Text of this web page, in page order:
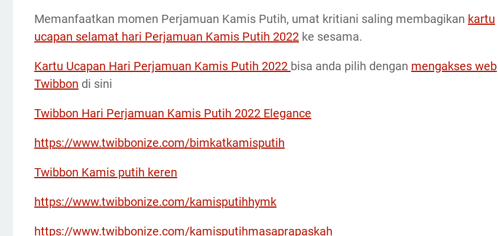
Memanfaatkan momen Perjamuan Kamis Putih, umat kritiani saling membagikan kartu
ucapan selamat hari Perjamuan Kamis Putih 2022 ke sesama.
Kartu Ucapan Hari Perjamuan Kamis Putih 2022 bisa anda pilih dengan mengakses web
Twibbon di sini
Twibbon Hari Perjamuan Kamis Putih 2022 Elegance
https://www.twibbonize.com/bimkatkamisputih
Twibbon Kamis putih keren
https://www.twibbonize.com/kamisputihhymk
https://www.twibbonize.com/kamisputihmasaprapaskah